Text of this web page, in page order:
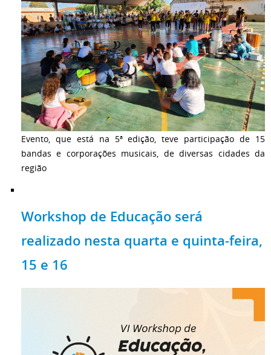
Evento, que está na 5ª edição, teve participação de 15
bandas e corporações musicais, de diversas cidades da
região
Workshop de Educação será
realizado nesta quarta e quinta-feira,
15 e 16